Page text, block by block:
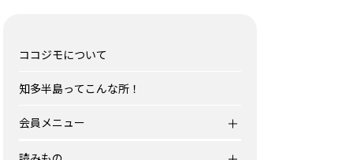
ココジモについて
知多半島ってこんな所！
会員メニュー